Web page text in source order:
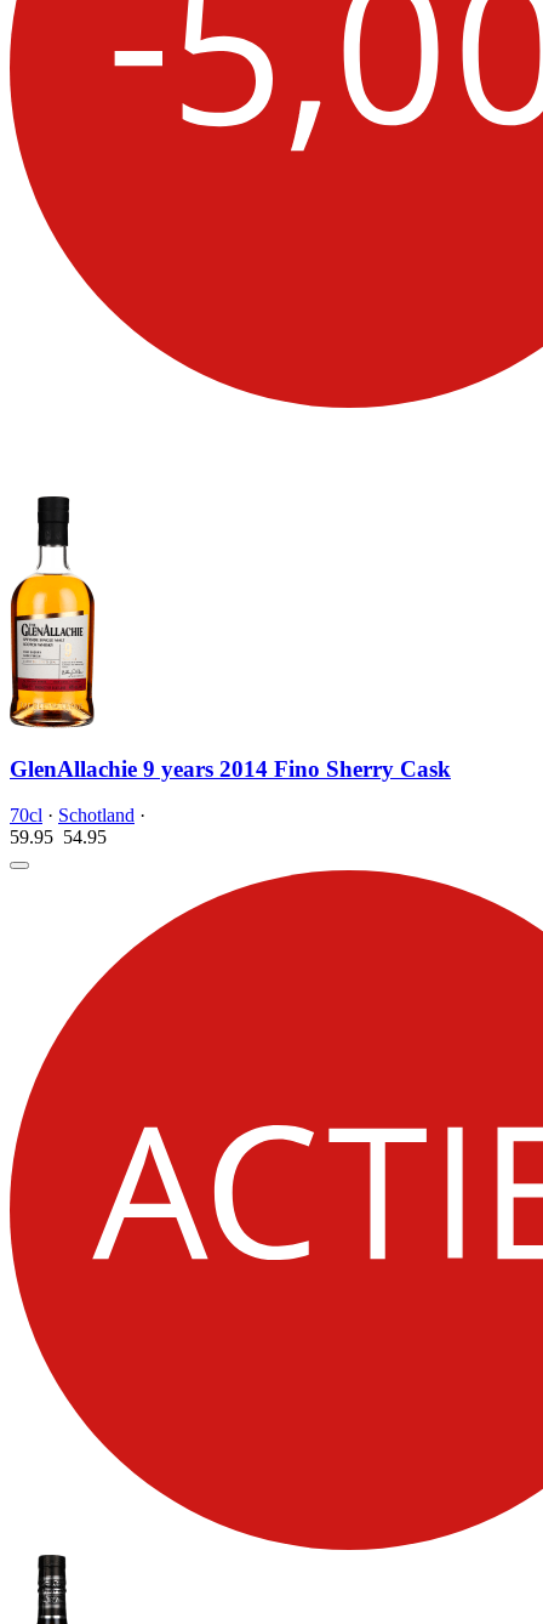
GlenAllachie 9 years 2014 Fino Sherry Cask
70cl · Schotland ·
59.95 54.95